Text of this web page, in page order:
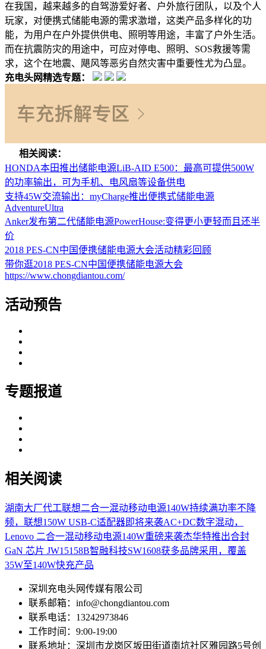
在我国，越来越多的自驾游爱好者、户外旅行团队，以及个人
玩家，对便携式储能电源的需求激增，这类产品多样化的功
能，为用户在户外提供供电、照明等用途，丰富了户外生活。
而在抗震防灾的用途中，可应对停电、照明、SOS救援等需
求，这个在地震、飓风等恶劣自然灾害中重要性尤为凸显。
充电头网精选专题：
相关阅读：
HONDA本田推出储能电源LiB-AID E500：最高可提供500W
的功率输出，可为手机、电风扇等设备供电
支持45W交流输出：myCharge推出便携式储能电源
AdventureUltra
Anker发布第二代储能电源PowerHouse:变得更小更轻而且还半
价
2018 PES-CN中国便携储能电源大会活动精彩回顾
带你逛2018 PES-CN中国便携储能电源大会
https://www.chongdiantou.com/
活动预告
专题报道
相关阅读
湖南大厂代工联想二合一混动移动电源140W持续满功率不降
频，联想150W USB-C适配器即将来袭AC+DC数字混动，
Lenovo 二合一混动移动电源140W重磅来袭杰华特推出合封
GaN 芯片 JW15158B智融科技SW1608获多品牌采用，覆盖
35W至140W快充产品
深圳充电头网传媒有限公司
联系邮箱：info@chongdiantou.com
联系电话：13242973846
工作时间：9:00-19:00
联系地址：深圳市龙岗区坂田街道南坑社区雅园路5号创